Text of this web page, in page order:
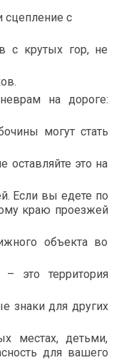
сцепление с
с крутых гор, не
на дороге:
могут стать
оставляйте это на
Если вы едете по
краю проезжей
объекта во
это территория
знаки для других
местах, детьми,
для вашего